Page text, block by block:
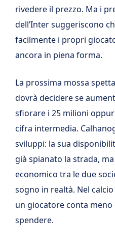
rivedere il prezzo. Ma i
dell’Inter suggeriscono
facilmente i propri
ancora in piena forma.
La prossima mossa
dovrà decidere se
sfiorare i 25 milioni
cifra intermedia.
sviluppi: la sua
già spianato la strada,
economico tra le due
sogno in realtà. Nel
un giocatore conta meno
spendere.